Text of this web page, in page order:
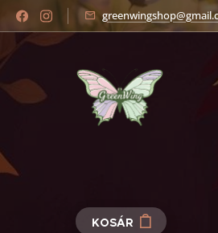
KOSÁR